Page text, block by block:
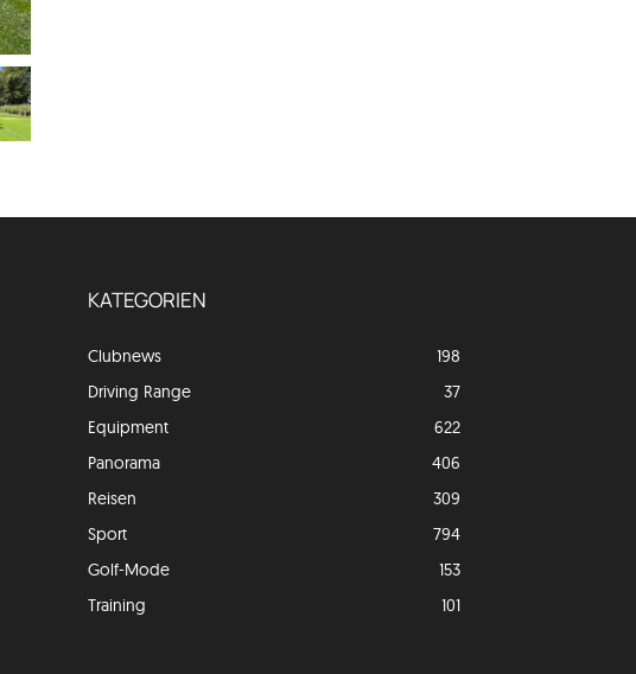
KATEGORIEN
Clubnews
198
Driving Range
37
Equipment
622
Panorama
406
Reisen
309
Sport
794
Golf-Mode
153
Training
101